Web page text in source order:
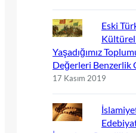
Eski
Yaşadığımız
Değerleri Benzerlik
17 Kasım 2019